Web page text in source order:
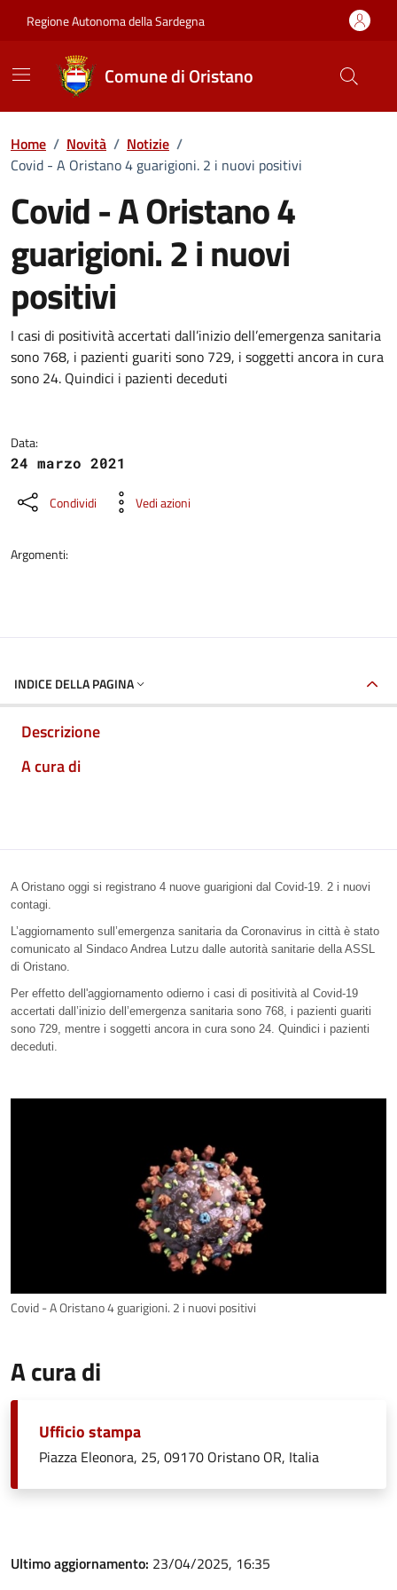
Regione Autonoma della Sardegna
Comune di Oristano
Home / Novità / Notizie /
Covid - A Oristano 4 guarigioni. 2 i nuovi positivi
Covid - A Oristano 4
guarigioni. 2 i nuovi
positivi
Dettagli della notizia
I casi di positività accertati dall’inizio dell’emergenza sanitaria
sono 768, i pazienti guariti sono 729, i soggetti ancora in cura
sono 24. Quindici i pazienti deceduti
Data:
24 marzo 2021
Condividi Vedi azioni
Argomenti:
INDICE DELLA PAGINA
Descrizione
A cura di
A Oristano oggi si registrano 4 nuove guarigioni dal Covid-19. 2 i nuovi
contagi.
L’aggiornamento sull’emergenza sanitaria da Coronavirus in città è stato
comunicato al Sindaco Andrea Lutzu dalle autorità sanitarie della ASSL
di Oristano.
Per effetto dell'aggiornamento odierno i casi di positività al Covid-19
accertati dall’inizio dell’emergenza sanitaria sono 768, i pazienti guariti
sono 729, mentre i soggetti ancora in cura sono 24. Quindici i pazienti
deceduti.
Covid - A Oristano 4 guarigioni. 2 i nuovi positivi
A cura di
Ufficio stampa
Piazza Eleonora, 25, 09170 Oristano OR, Italia
Ultimo aggiornamento: 23/04/2025, 16:35